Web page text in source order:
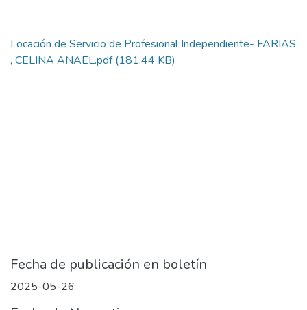
Locación de Servicio de Profesional Independiente- FARIAS
, CELINA ANAEL.pdf(181.44 KB)
Fecha de publicación en boletín
2025-05-26